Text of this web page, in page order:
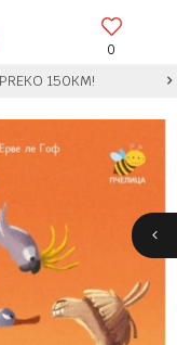
0
150KM!